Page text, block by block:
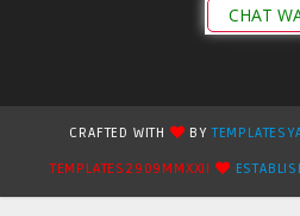
CHAT
CRAFTED WITH BY
TEMPLATES2909MMXXII